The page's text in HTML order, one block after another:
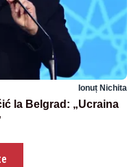
Ionuț Nichita
la Belgrad: „Ucraina